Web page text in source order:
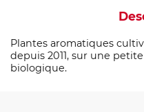
Plantes aromatiques
depuis 2011, sur une
biologique.